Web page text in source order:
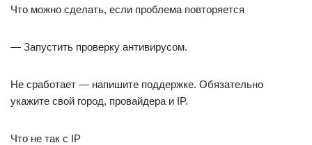
Что можно сделать, если проблема повторяется
— Запустить проверку антивирусом.
Не сработает — напишите поддержке. Обязательно
укажите свой город, провайдера и IP.
Что не так с IP